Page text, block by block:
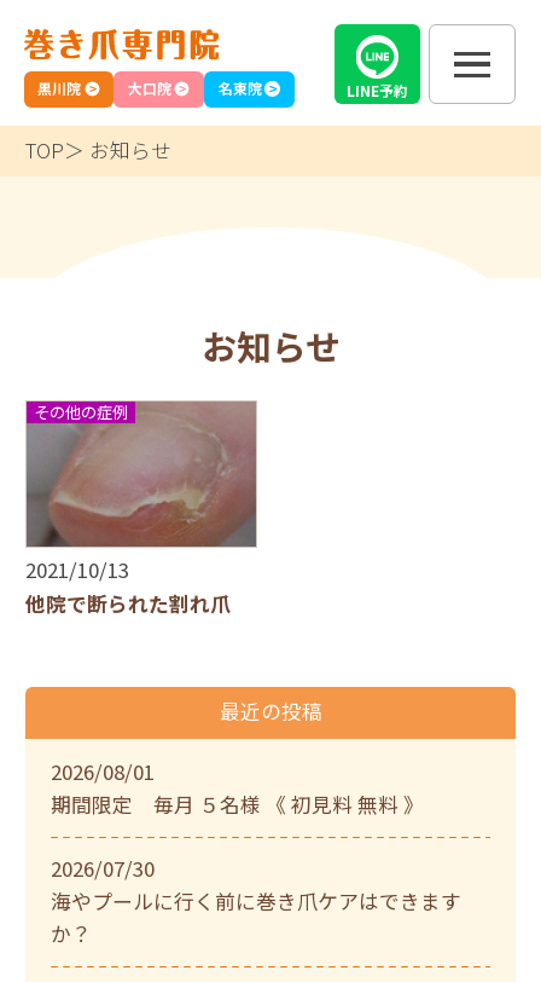
名東院
黒川院 大口院 LINE予約
TOP お知らせ
お知らせ
その他の症例
2021/10/13
他院で断られた割れ爪
最近の投稿
2026/08/01
期間限定 毎月 ５名様 《 初見料 無料 》
2026/07/30
海やプールに行く前に巻き爪ケアはできます
か？